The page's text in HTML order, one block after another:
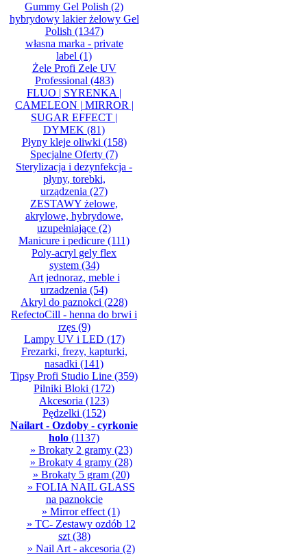
Gummy Gel Polish (2)
hybrydowy lakier żelowy Gel
Polish (1347)
własna marka - private
label (1)
Żele Profi Zele UV
Professional (483)
FLUO | SYRENKA |
CAMELEON | MIRROR |
SUGAR EFFECT |
DYMEK (81)
Płyny kleje oliwki (158)
Specjalne Oferty (7)
Sterylizacja i dezynfekcja -
płyny, torebki,
urządzenia (27)
ZESTAWY żelowe,
akrylowe, hybrydowe,
uzupełniające (2)
Manicure i pedicure (111)
Poly-acryl gely flex
system(34)
Art jednoraz, meble i
urzadzenia (54)
Akryl do paznokci (228)
RefectoCill - henna do brwi i
rzęs(9)
Lampy UV i LED (17)
Frezarki, frezy, kapturki,
nasadki (141)
Tipsy Profi Studio Line (359)
Pilniki Bloki (172)
Akcesoria (123)
Pędzelki (152)
Nailart - Ozdoby - cyrkonie
holo (1137)
» Brokaty 2 gramy(23)
» Brokaty 4 gramy(28)
» Brokaty 5 gram(20)
» FOLIA NAIL GLASS
na paznokcie
» Mirror effect (1)
» TC- Zestawy ozdób 12
szt(38)
» Nail Art - akcesoria (2)